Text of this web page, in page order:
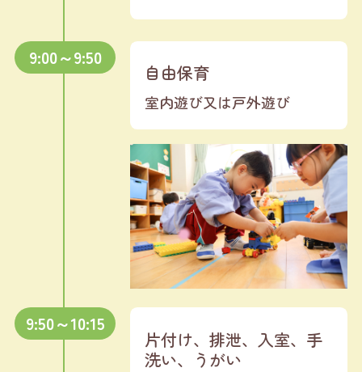
9:00～9:50
自由保育
室内遊び又は戸外遊び
9:50～10:15
片付け、排泄、入室、手
洗い、うがい